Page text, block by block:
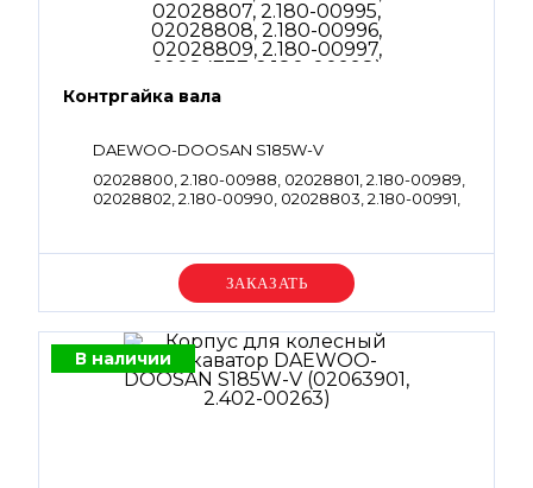
Контргайка вала
DAEWOO-DOOSAN S185W-V
02028800, 2.180-00988, 02028801, 2.180-00989,
02028802, 2.180-00990, 02028803, 2.180-00991,
02028808, 2.180-00996, 02028809, 2.180-00997,
09084737, 2.180-00998Уточняйте цену
В наличии